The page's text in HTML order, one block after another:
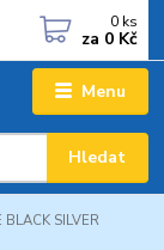
Menu
Hledat
0 ks
za 0 Kč
BLACK SILVER